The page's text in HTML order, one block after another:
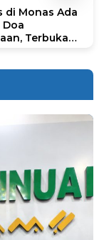
di Monas Ada
Terbuka